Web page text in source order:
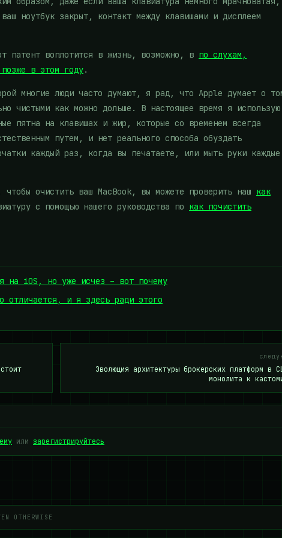
ноутбук закрыт, контакт между клавишами и дисплеем
патент воплотится в жизнь, возможно, в по слухам,
позже в этом году.
многие люди часто думают, я рад, что Apple думает о
чистыми как можно дольше. В настоящее время я использую
пятна на клавишах и жир, которые со временем всегда
путем, и нет реального способа обуздать
каждый раз, когда вы печатаете, или мыть руки каждые
очистить ваш MacBook, вы можете проверить наш как
с помощью нашего руководства по как почистить
на iOS, но уже исчез – вот почему
отличается, и я здесь ради этого
Эволюция архитектуры брокерских платформ в
монолита к
или зарегистрируйтесь
OTHERWISE